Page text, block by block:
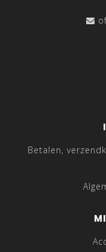
Betalen,